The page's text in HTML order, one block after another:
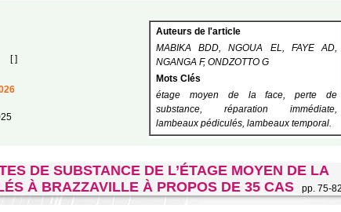
Auteurs de l'article
MABIKA BDD, NGOUA EL, FAYE AD,
NGANGA F, ONDZOTTO G
Mots Clés
étage moyen de la face, perte de
substance, réparation immédiate,
lambeaux pédiculés, lambeaux temporal.
[ ]
DE SUBSTANCE DE L’ÉTAGE MOYEN DE LA
À BRAZZAVILLE À PROPOS DE 35 CAS
pp. 75-